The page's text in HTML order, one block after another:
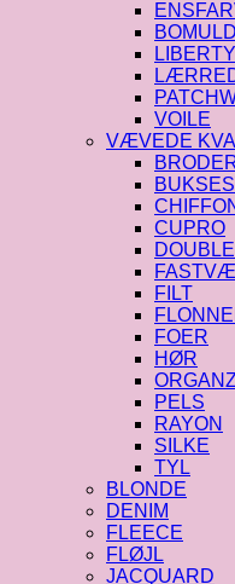
VOILE
VÆVEDE
CUPRO
FILT
FOER
HØR
PELS
RAYON
SILKE
TYL
BLONDE
DENIM
FLEECE
FLØJL
JACQUARD